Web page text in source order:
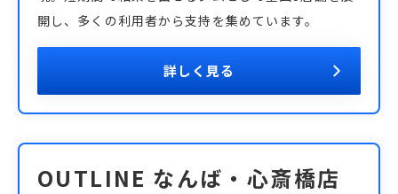
開し、多くの利用者から支持を集めています。
詳しく見る
OUTLINE なんば・心斎橋店